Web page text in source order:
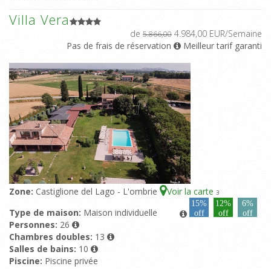
Villa Vera
de 5.866,00 4.984,00 EUR/Semaine
Pas de frais de réservation
Meilleur tarif garanti
Zone: Castiglione del Lago - L'ombrie Voir la carte 3
15%
off
12%
off
6%
off
Type de maison: Maison individuelle
Personnes: 26
Chambres doubles: 13
Salles de bains: 10
Piscine: Piscine privée